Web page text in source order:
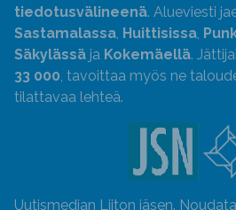
tiedotusvälineenä. Alueviesti
Sastamalassa Huittisissa
Säkylässä ja Kokemäellä.
33 000 , tavoittaa myös ne
tilattavaa lehteä.
Uutismedian Liiton jäsen.